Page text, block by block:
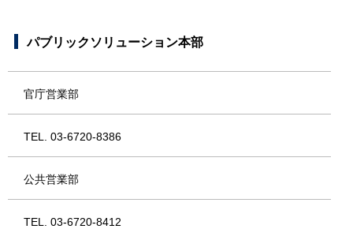
パブリックソリューション本部
官庁営業部
TEL. 03-6720-8386
公共営業部
TEL. 03-6720-8412